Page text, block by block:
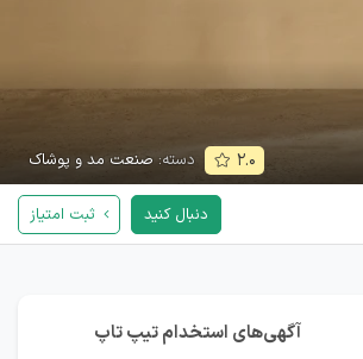
۲.۰ دسته:صنعت مد و پوشاک
دنبال کنید ثبت امتیاز
آگهی‌های استخدام تیپ تاپ